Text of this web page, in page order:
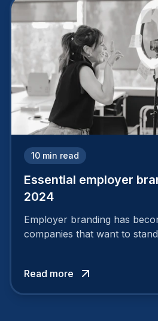
10 min read
Essential employer
2024
Employer branding has
companies that want to
attract the best profiles.
Read more